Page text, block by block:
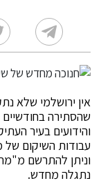
אין ירושלמי שלא
שהסתירה
והידועים בעיר
עבודות השיקום של
וניתן להתרשם
נתגלה מחדש.